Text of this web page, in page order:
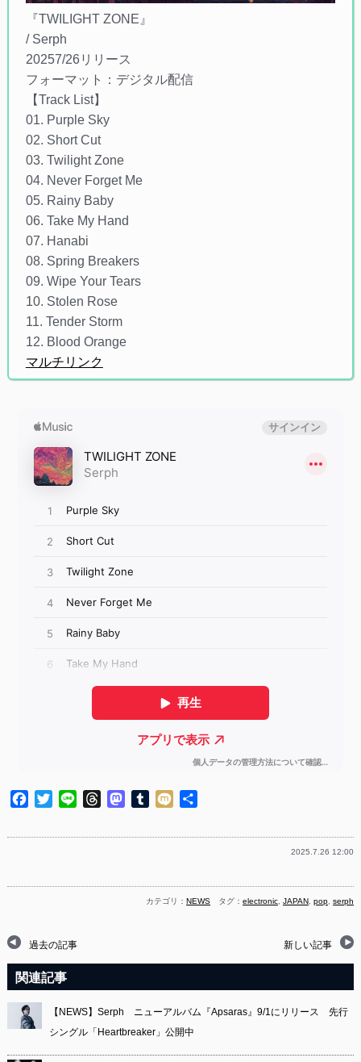
『TWILIGHT ZONE』
/ Serph
20257/26リリース
フォーマット：デジタル配信
【Track List】
01. Purple Sky
02. Short Cut
03. Twilight Zone
04. Never Forget Me
05. Rainy Baby
06. Take My Hand
07. Hanabi
08. Spring Breakers
09. Wipe Your Tears
10. Stolen Rose
11. Tender Storm
12. Blood Orange
マルチリンク
Facebook
TwitterLine ThreadsMastodon
Tumblr
Mixi
2025.7.26 12:00
カテゴリ： NEWS タグ：electronic,JAPAN,pop,serph
過去の記事 新しい記事
関連記事
【NEWS】Serph ニューアルバム『Apsaras』9/1にリリース 先行
シングル「Heartbreaker」公開中